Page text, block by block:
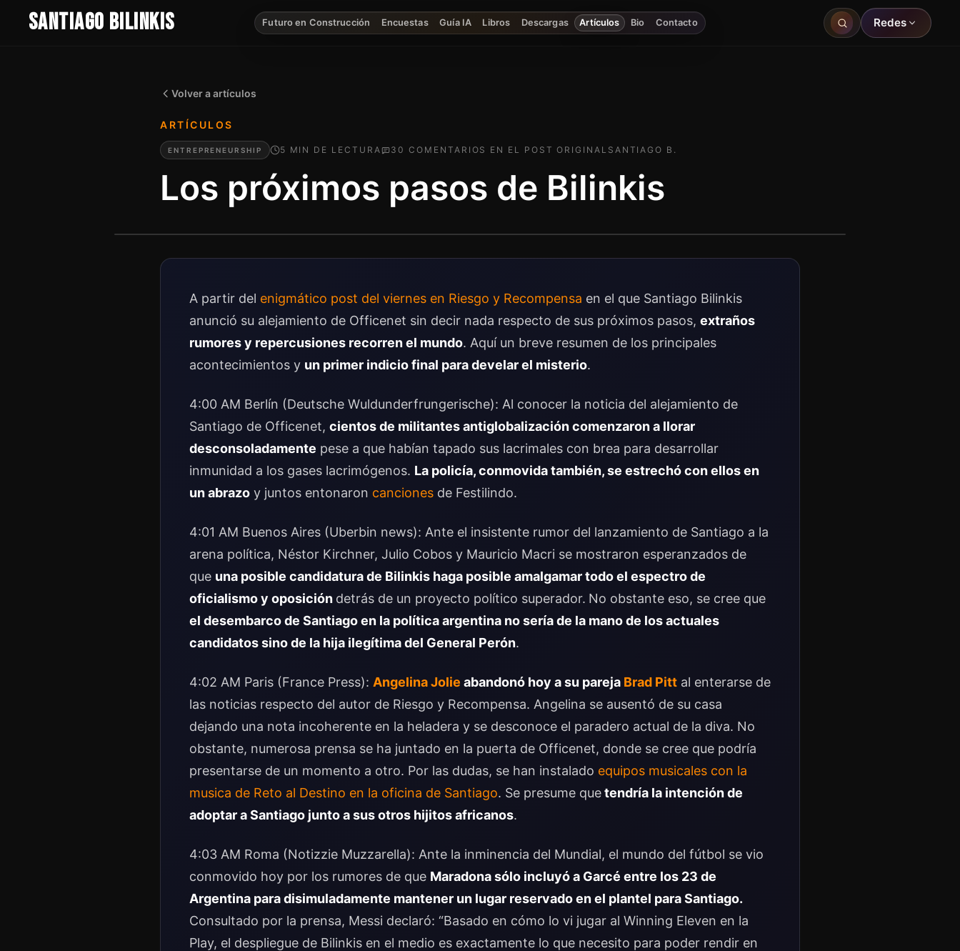
SANTIAGO BILINKIS Futuro en Construcción Encuestas Guía IA Libros Descargas Artículos Bio Contacto Redes
Volver a artículos
ARTÍCULOS
ENTREPRENEURSHIP 5 MIN DE LECTURA 30 COMENTARIOS EN EL POST ORIGINAL SANTIAGO B.
Los próximos pasos de Bilinkis
A partir del enigmático post del viernes en Riesgo y Recompensa en el que Santiago Bilinkis
anunció su alejamiento de Officenet sin decir nada respecto de sus próximos pasos, extraños
rumores y repercusiones recorren el mundo. Aquí un breve resumen de los principales
acontecimientos y un primer indicio final para develar el misterio.
4:00 AM Berlín (Deutsche Wuldunderfrungerische): Al conocer la noticia del alejamiento de
Santiago de Officenet, cientos de militantes antiglobalización comenzaron a llorar
desconsoladamente pese a que habían tapado sus lacrimales con brea para desarrollar
inmunidad a los gases lacrimógenos. La policía, conmovida también, se estrechó con ellos en
un abrazo y juntos entonaron canciones de Festilindo.
4:01 AM Buenos Aires (Uberbin news): Ante el insistente rumor del lanzamiento de Santiago a la
arena política, Néstor Kirchner, Julio Cobos y Mauricio Macri se mostraron esperanzados de
que una posible candidatura de Bilinkis haga posible amalgamar todo el espectro de
oficialismo y oposición detrás de un proyecto político superador. No obstante eso, se cree que
el desembarco de Santiago en la política argentina no sería de la mano de los actuales
candidatos sino de la hija ilegítima del General Perón.
4:02 AM Paris (France Press): Angelina Jolie abandonó hoy a su pareja Brad Pitt al enterarse de
las noticias respecto del autor de Riesgo y Recompensa. Angelina se ausentó de su casa
dejando una nota incoherente en la heladera y se desconoce el paradero actual de la diva. No
obstante, numerosa prensa se ha juntado en la puerta de Officenet, donde se cree que podría
presentarse de un momento a otro. Por las dudas, se han instalado equipos musicales con la
musica de Reto al Destino en la oficina de Santiago. Se presume quetendría la intención de
adoptar a Santiago junto a sus otros hijitos africanos.
4:03 AM Roma (Notizzie Muzzarella): Ante la inminencia del Mundial, el mundo del fútbol se vio
conmovido hoy por los rumores de que Maradona sólo incluyó a Garcé entre los 23 de
Argentina para disimuladamente mantener un lugar reservado en el plantel para Santiago.
Consultado por la prensa, Messi declaró: “Basado en cómo lo vi jugar al Winning Eleven en la
Play, el despliegue de Bilinkis en el medio es exactamente lo que necesito para poder rendir en